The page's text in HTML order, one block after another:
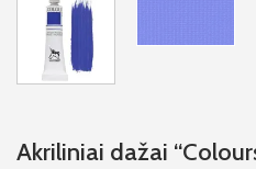
Akriliniai dažai